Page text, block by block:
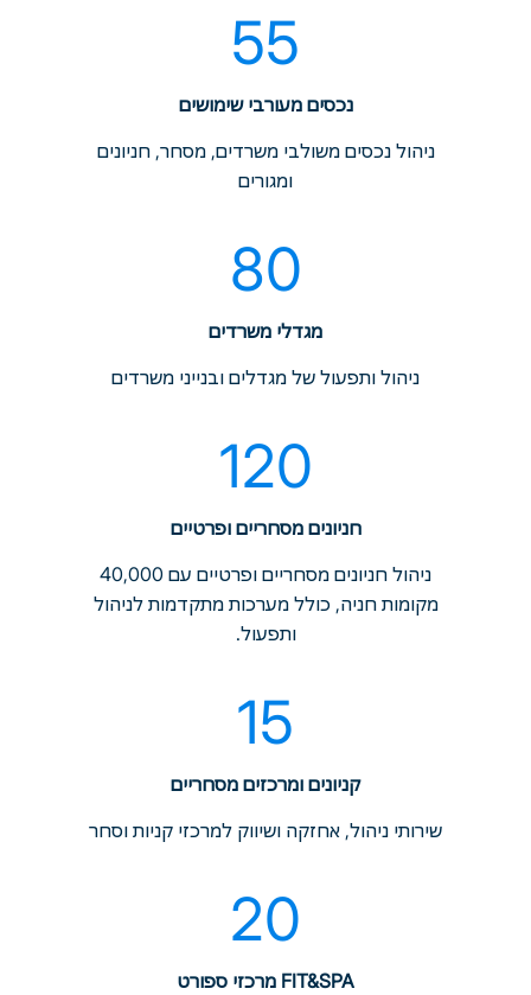
55
נכסים מעורבי שימושים
ניהול נכסים משולבי משרדים, מסחר, חניונים
ומגורים
80
מגדלי משרדים
ניהול ותפעול של מגדלים ובנייני משרדים
120
חניונים מסחריים ופרטיים
ניהול חניונים מסחריים ופרטיים עם 40,000
מקומות חניה, כולל מערכות מתקדמות לניהול
ותפעול.
15
קניונים ומרכזים מסחריים
שירותי ניהול, אחזקה ושיווק למרכזי קניות וסחר
20
FIT&SPA מרכזי ספורט